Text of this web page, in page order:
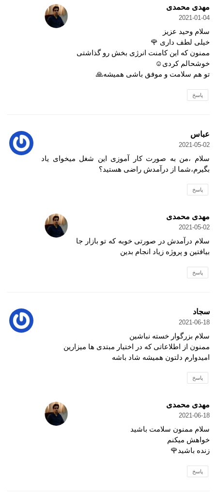
مهدی محمدی
2021-01-04
سلام وحید عزیز
خیلی لطف داری 🌹
ممنون که این کامنت انرژی بخش رو گذاشتی
خوشحالم کردی☺️
تو هم سلامت و موفق باشی همیشه🙏
پاسخ
عباس
2021-05-02
سلام ،من به صورت کار آموزی این شغل میخوای یاد
بگیرم،شما از درآمدش راضی هستید؟
پاسخ
مهدی محمدی
2021-05-02
سلام درآمدش در صورتی خوبه که تو بازار جا
بیافتین و پروژه زیاد انجام بدین
پاسخ
سجاد
2021-06-18
سلام بزرگوار خسته نباشین
ممنون از اطلاعاتی که در اختیار مبتدی ها میزارین
امیدوارم دلتون همیشه شاد باشه
پاسخ
مهدی محمدی
2021-06-18
سلام ممنون سلامت باشید
خواهش میکنم
زنده باشید🌹
پاسخ